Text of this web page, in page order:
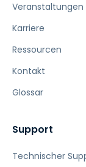
Veranstaltungen
Karriere
Ressourcen
Kontakt
Glossar
Support
Technischer